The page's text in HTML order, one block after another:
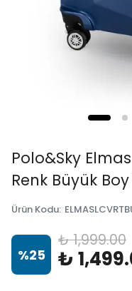
Polo&Sky
Renk Büyük
Ürün Kodu:
%25
₺ 1,999.00
₺